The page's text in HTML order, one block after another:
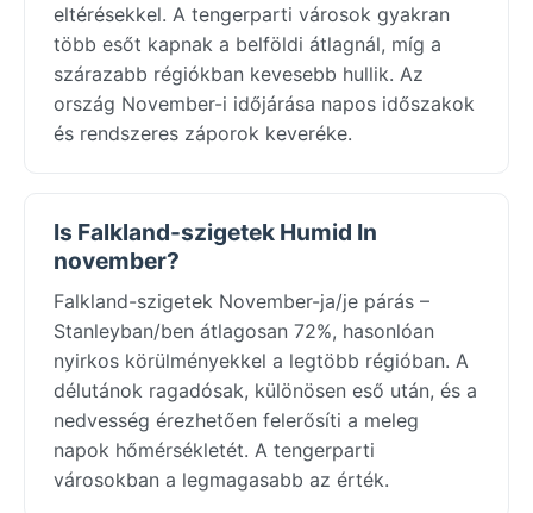
eltérésekkel. A tengerparti városok gyakran
több esőt kapnak a belföldi átlagnál, míg a
szárazabb régiókban kevesebb hullik. Az
ország November-i időjárása napos időszakok
és rendszeres záporok keveréke.
Is Falkland-szigetek Humid In
november?
Falkland-szigetek November-ja/je párás –
Stanleyban/ben átlagosan 72%, hasonlóan
nyirkos körülményekkel a legtöbb régióban. A
délutánok ragadósak, különösen eső után, és a
nedvesség érezhetően felerősíti a meleg
napok hőmérsékletét. A tengerparti
városokban a legmagasabb az érték.